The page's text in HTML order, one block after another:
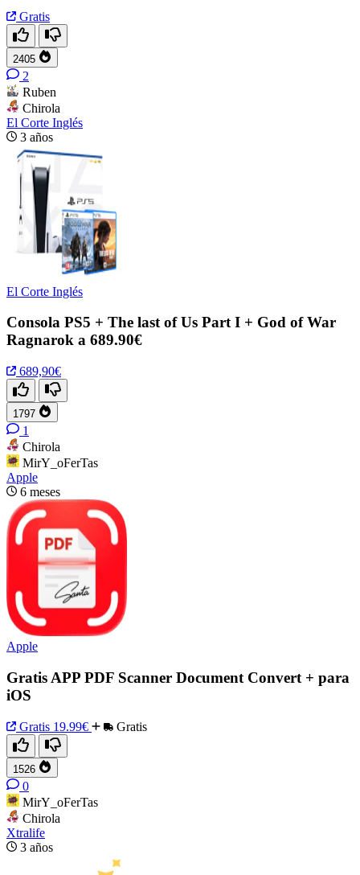
Gratis
2405
2
Ruben
Chirola
El Corte Inglés
3 años
El Corte Inglés
Consola PS5 + The last of Us Part I + God of War
Ragnarok a 689.90€
689,90€
1797
1
Chirola
MirY_oFerTas
Apple
6 meses
Apple
Gratis APP PDF Scanner Document Convert + para
iOS
Gratis 19.99€ Gratis
1526
0
MirY_oFerTas
Chirola
Xtralife
3 años